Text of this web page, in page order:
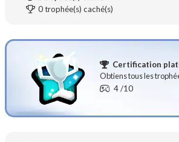
0trophée(s) caché(s)
Certification
Obtiens tous les
4/10